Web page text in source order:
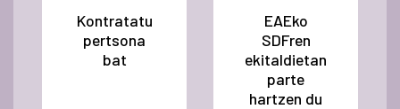
Kontratatu
pertsona
bat
EAEko
SDFren
ekitaldietan
parte
hartzen du